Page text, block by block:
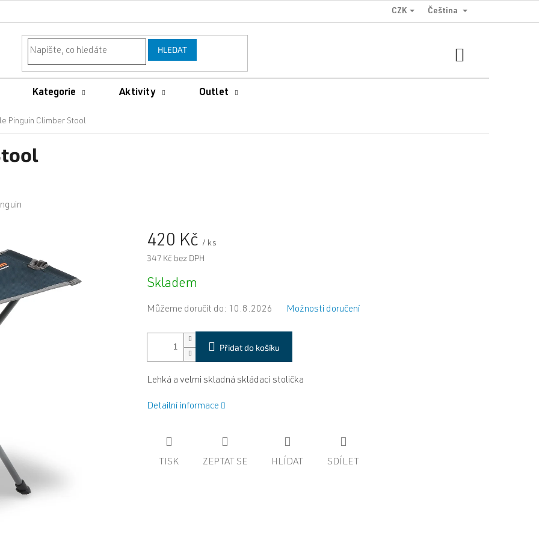
CZK Čeština
HLEDAT
Kategorie Aktivity Outlet
Pinguin Climber Stool
420 Kč / ks
347 Kč bez DPH
Měrná
Skladem
Můžeme doručit do: 10.8.2026 Možnosti doručení
Přidat do košíku
Lehká a velmi skladná skládací stolička
Detailní informace
TISK ZEPTAT SE HLÍDAT SDÍLET